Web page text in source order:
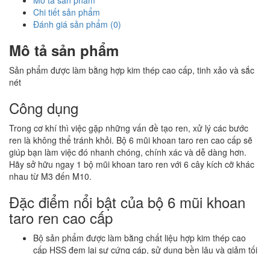
Chi tiết sản phẩm
Đánh giá sản phẩm (0)
Mô tả sản phẩm
Sản phẩm được làm bằng hợp kim thép cao cấp, tinh xảo và sắc
nét
Công dụng
Trong cơ khí thì việc gặp những vấn đề tạo ren, xử lý các bước
ren là không thể tránh khỏi. Bộ 6 mũi khoan taro ren cao cấp sẽ
giúp bạn làm việc đó nhanh chóng, chính xác và dễ dàng hơn.
Hãy sở hữu ngay 1 bộ mũi khoan taro ren với 6 cây kích cỡ khác
nhau từ M3 đến M10.
Đặc điểm nổi bật của bộ 6 mũi khoan
taro ren cao cấp
Bộ sản phẩm được làm bằng chất liệu hợp kim thép cao
cấp HSS đem lại sự cứng cáp, sử dụng bền lâu và giảm tối